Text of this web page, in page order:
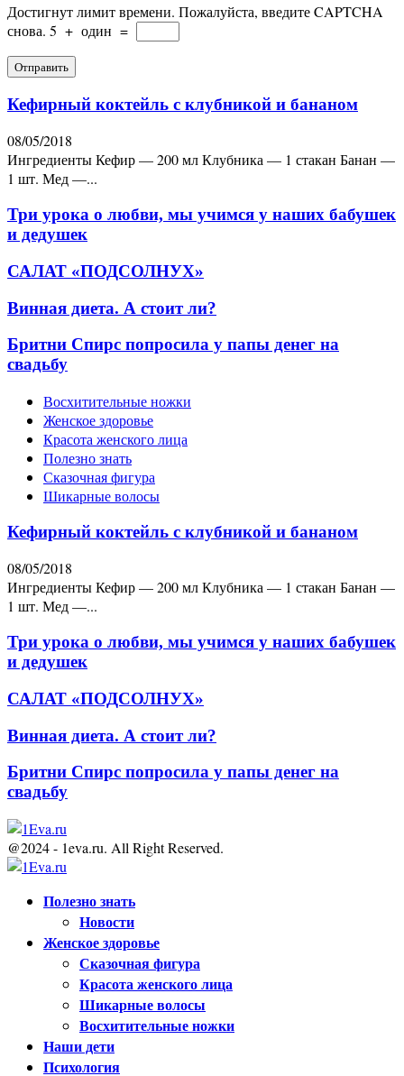
Достигнут лимит времени. Пожалуйста, введите CAPTCHA
снова. 5 + один =
Кефирный коктейль с клубникой и бананом
08/05/2018
Ингредиенты Кефир — 200 мл Клубника — 1 стакан Банан —
1 шт. Мед —...
Три урока о любви, мы учимся у наших бабушек
и дедушек
САЛАТ «ПОДСОЛНУХ»
Винная диета. А стоит ли?
Бритни Спирс попросила у папы денег на
свадьбу
Восхитительные ножки
Женское здоровье
Красота женского лица
Полезно знать
Сказочная фигура
Шикарные волосы
Кефирный коктейль с клубникой и бананом
08/05/2018
Ингредиенты Кефир — 200 мл Клубника — 1 стакан Банан —
1 шт. Мед —...
Три урока о любви, мы учимся у наших бабушек
и дедушек
САЛАТ «ПОДСОЛНУХ»
Винная диета. А стоит ли?
Бритни Спирс попросила у папы денег на
свадьбу
@2024 - 1eva.ru. All Right Reserved.
Полезно знать
Новости
Женское здоровье
Сказочная фигура
Красота женского лица
Шикарные волосы
Восхитительные ножки
Наши дети
Психология